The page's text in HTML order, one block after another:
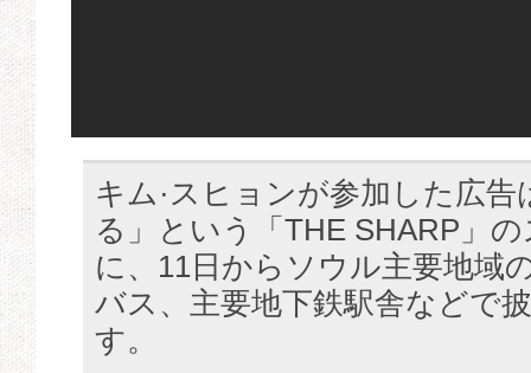
キム·スヒョンが参加した広
る」という「THE SHARP」
に、11日からソウル主要地域
バス、主要地下鉄駅舎などで
す。